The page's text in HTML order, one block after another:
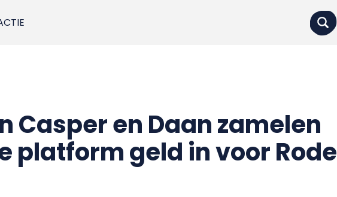
Casper en Daan zamelen
platform geld in voor Rode